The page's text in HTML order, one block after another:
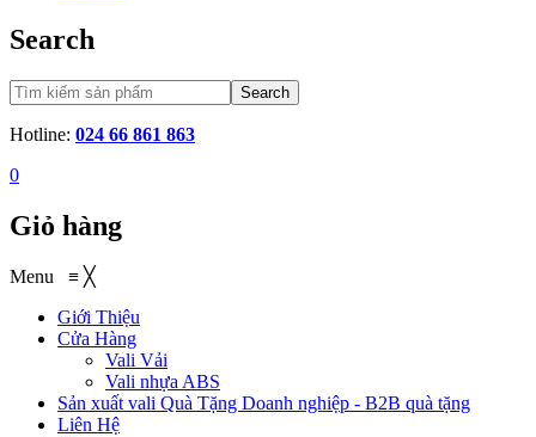
Search
Search
Hotline: 024 66 861 863
0
Giỏ hàng
Menu ≡ ╳
Giới Thiệu
Cửa Hàng
Vali Vải
Vali nhựa ABS
Sản xuất vali Quà Tặng Doanh nghiệp - B2B quà tặng
Liên Hệ